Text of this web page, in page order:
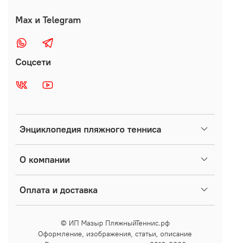
Энциклопедия пляжного тенниса
О компании
Оплата и доставка
Max и Telegram
Соцсети
© ИП Мазыр ПляжныйТеннис.рф
Оформление, изображения, статьи, описание